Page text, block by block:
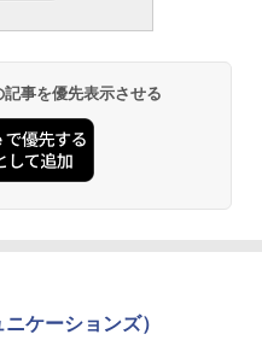
事を優先表示させる
ケーションズ）